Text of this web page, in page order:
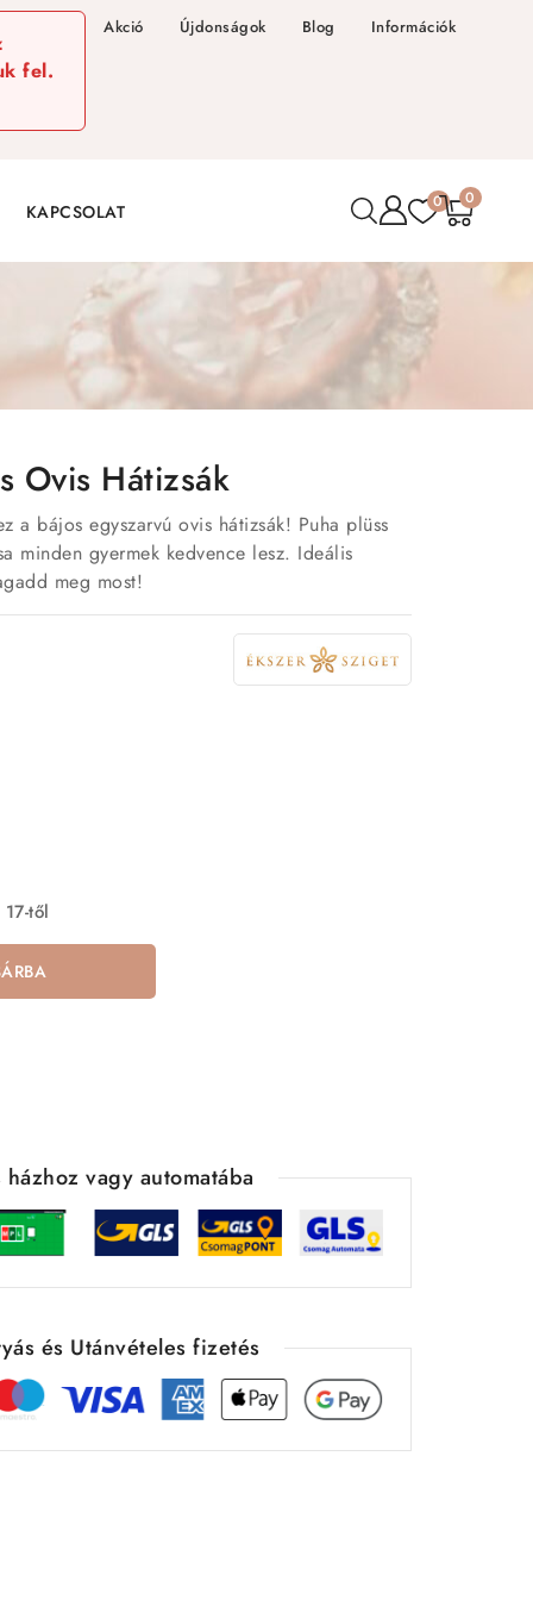
fel.
Akció Újdonságok Blog Információk
KAPCSOLAT 0 0
Ovis Hátizsák
a bájos egyszarvú ovis hátizsák! Puha plüss
minden gyermek kedvence lesz. Ideális
meg most!
től
házhoz vagy automatába
és Utánvételes fizetés